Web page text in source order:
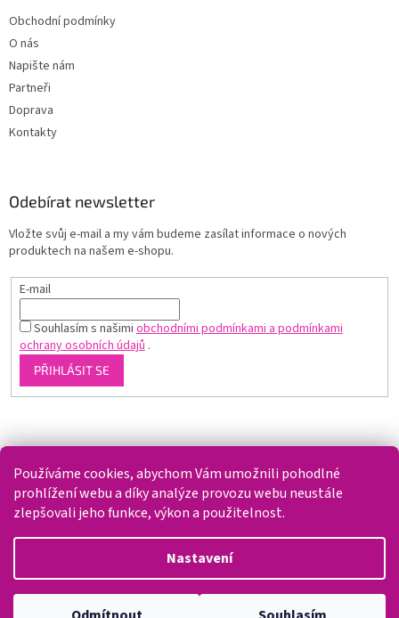
Používáme cookies, abychom Vám umožnili pohodlné
prohlížení webu a díky analýze provozu webu neustále
zlepšovali jeho funkce, výkon a použitelnost.
Nastavení
Obchodní podmínky
O nás
Napište nám
Partneři
Doprava
Kontakty
Odebírat newsletter
Vložte svůj e-mail a my vám budeme zasílat informace o nových
produktech na našem e-shopu.
E-mail
Souhlasím s našimiobchodními podmínkami a podmínkami
ochrany osobních údajů.
PŘIHLÁSIT SE
Copyright 2026Splaváček. Všechna práva vyhrazena.Upravit